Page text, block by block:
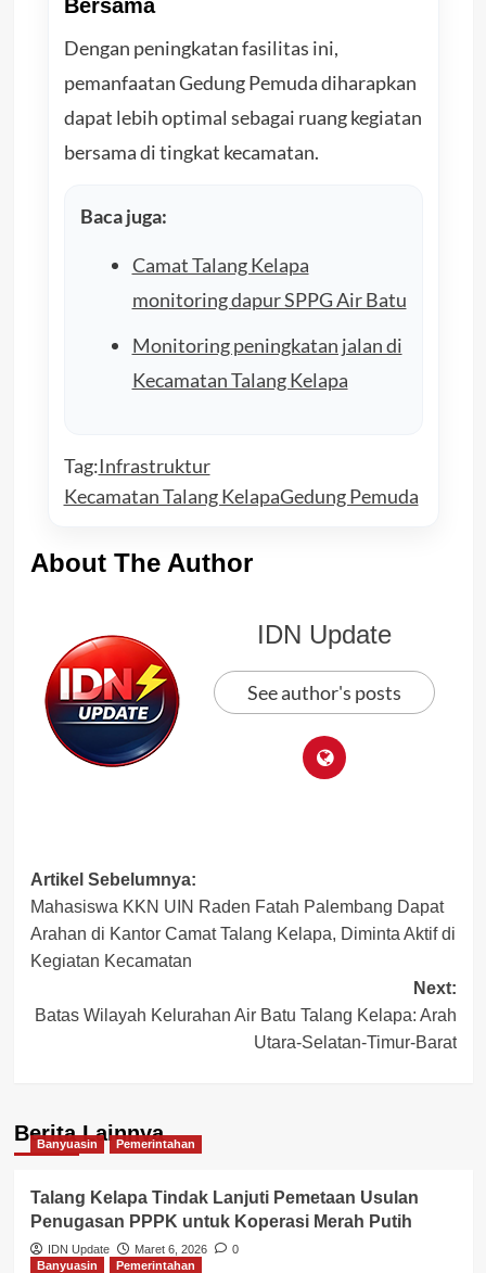
Bersama
Dengan peningkatan fasilitas ini,
pemanfaatan Gedung Pemuda diharapkan
dapat lebih optimal sebagai ruang kegiatan
bersama di tingkat kecamatan.
Baca juga:
Camat Talang Kelapa
monitoring dapur SPPG Air Batu
Monitoring peningkatan jalan di
Kecamatan Talang Kelapa
Tag:Infrastruktur
Kecamatan Talang KelapaGedung Pemuda
About The Author
IDN Update
See author's posts
Post
navigation
Artikel Sebelumnya:
Mahasiswa KKN UIN Raden Fatah Palembang Dapat
Arahan di Kantor Camat Talang Kelapa, Diminta Aktif di
Kegiatan Kecamatan
Next:
Batas Wilayah Kelurahan Air Batu Talang Kelapa: Arah
Utara-Selatan-Timur-Barat
Berita Lainnya
Banyuasin Pemerintahan
Talang Kelapa Tindak Lanjuti Pemetaan Usulan
Penugasan PPPK untuk Koperasi Merah Putih
IDN Update Maret 6, 2026
0
Banyuasin
Pemerintahan